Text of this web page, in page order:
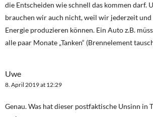
die Entscheiden wie schnell das kommen darf.
brauchen wir auch nicht, weil wir jederzeit
Energie produzieren können. Ein Auto z.B.
alle paar Monate „Tanken“ (Brennelement
Uwe
8. April 2019 at 12:29
Genau. Was hat dieser postfaktische Unsinn in